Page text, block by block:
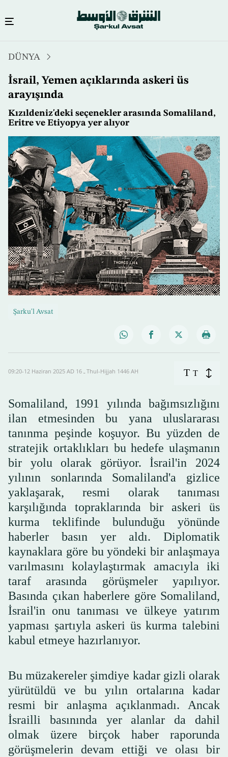
içeriğe
atla
DÜNYA
İsrail, Yemen açıklarında askeri üs
arayışında
Kızıldeniz'deki seçenekler arasında Somaliland,
Eritre ve Etiyopya yer alıyor
Şarku'l Avsat
09:20-12 Haziran 2025 AD ـ 16 Thul-Hijjah 1446 AH T T
Somaliland, 1991 yılında bağımsızlığını
ilan etmesinden bu yana uluslararası
tanınma peşinde koşuyor. Bu yüzden de
stratejik ortaklıkları bu hedefe ulaşmanın
bir yolu olarak görüyor. İsrail'in 2024
yılının sonlarında Somaliland'a gizlice
yaklaşarak, resmi olarak tanıması
karşılığında topraklarında bir askeri üs
kurma teklifinde bulunduğu yönünde
haberler basın yer aldı. Diplomatik
kaynaklara göre bu yöndeki bir anlaşmaya
varılmasını kolaylaştırmak amacıyla iki
taraf arasında görüşmeler yapılıyor.
Basında çıkan haberlere göre Somaliland,
İsrail'in onu tanıması ve ülkeye yatırım
yapması şartıyla askeri üs kurma talebini
kabul etmeye hazırlanıyor.
Bu müzakereler şimdiye kadar gizli olarak
yürütüldü ve bu yılın ortalarına kadar
resmi bir anlaşma açıklanmadı. Ancak
İsrailli basınında yer alanlar da dahil
olmak üzere birçok haber raporunda
görüşmelerin devam ettiği ve olası bir